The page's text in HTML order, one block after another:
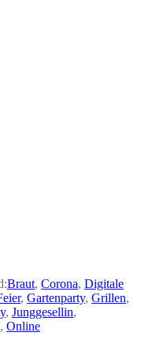
Braut, Corona, Digitale
, Gartenparty, Grillen,
, Junggesellin,
, Online